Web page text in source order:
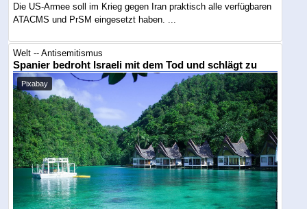
Die US-Armee soll im Krieg gegen Iran praktisch alle verfügbaren
ATACMS und PrSM eingesetzt haben. ...
Welt -- Antisemitismus
Spanier bedroht Israeli mit dem Tod und schlägt zu
Pixabay